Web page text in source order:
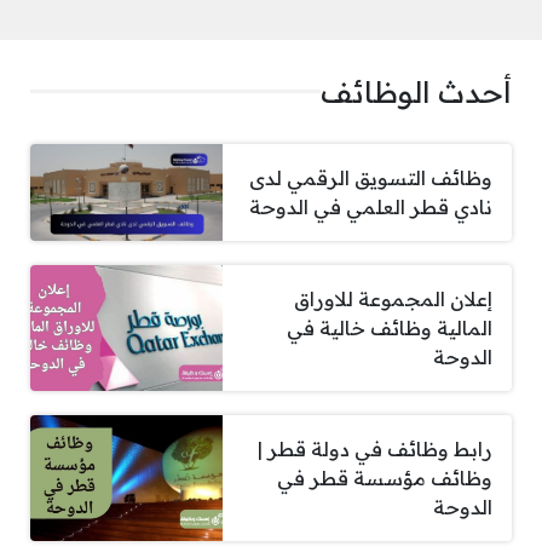
أحدث الوظائف
وظائف التسويق الرقمي لدى
نادي قطر العلمي في الدوحة
إعلان المجموعة للاوراق
المالية وظائف خالية في
الدوحة
رابط وظائف في دولة قطر |
وظائف مؤسسة قطر في
الدوحة